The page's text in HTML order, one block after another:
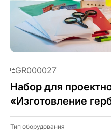
GR000027
Набор для
«Изготовление
Тип оборудования